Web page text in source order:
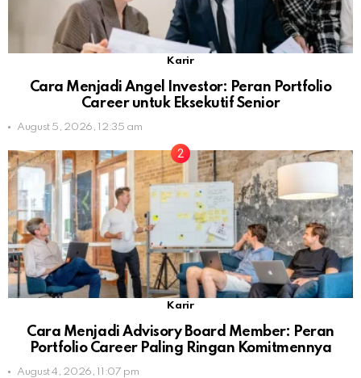
Karir
Cara Menjadi Angel Investor: Peran Portfolio
Career untuk Eksekutif Senior
August 5, 2026, 12:35 am
Karir
Cara Menjadi Advisory Board Member: Peran
Portfolio Career Paling Ringan Komitmennya
August 4, 2026, 11:07 pm